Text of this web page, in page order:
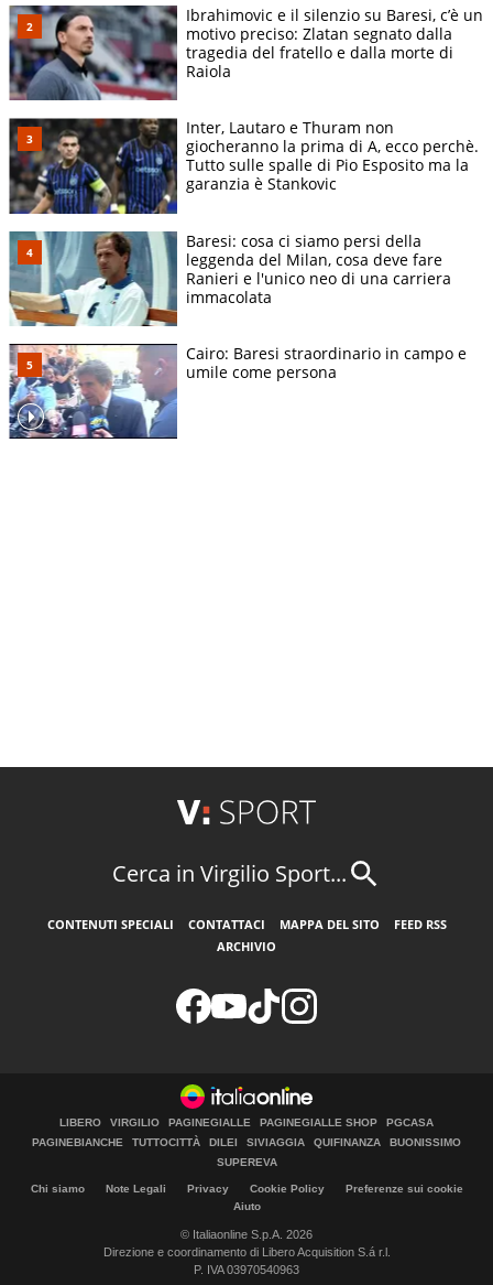
Ibrahimovic e il silenzio su Baresi, c’è un
motivo preciso: Zlatan segnato dalla
tragedia del fratello e dalla morte di
Raiola
Inter, Lautaro e Thuram non
giocheranno la prima di A, ecco perchè.
Tutto sulle spalle di Pio Esposito ma la
garanzia è Stankovic
Baresi: cosa ci siamo persi della
leggenda del Milan, cosa deve fare
Ranieri e l'unico neo di una carriera
immacolata
Cairo: Baresi straordinario in campo e
umile come persona
Cerca in Virgilio Sport...
CONTENUTI SPECIALI CONTATTACI MAPPA DEL SITO
FEED RSS
ARCHIVIO
LIBERO VIRGILIO PAGINEGIALLE PAGINEGIALLE SHOP
PGCASA
PAGINEBIANCHE
TUTTOCITTÀ DILEI SIVIAGGIA QUIFINANZA
BUONISSIMO
SUPEREVA
Chi siamo Note Legali Privacy Cookie Policy
Preferenze sui cookie
Aiuto
© Italiaonline S.p.A. 2026
Direzione e coordinamento di Libero Acquisition S.á r.l.
P. IVA 03970540963